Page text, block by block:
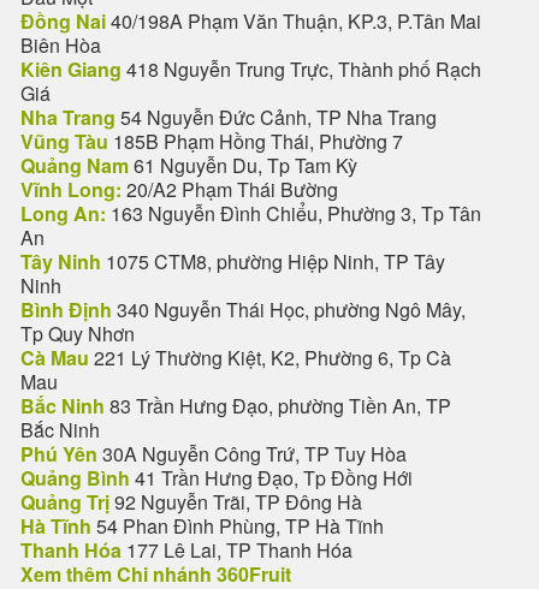
Đồng Nai40/198A Phạm Văn Thuận, KP.3, P.Tân Mai
Biên Hòa
Kiên Giang 418 Nguyễn Trung Trực, Thành phố Rạch
Giá
Nha Trang 54 Nguyễn Đức Cảnh, TP Nha Trang
Vũng Tàu 185B Phạm Hồng Thái, Phường 7
Quảng Nam61 Nguyễn Du, Tp Tam Kỳ
Vĩnh Long: 20/A2 Phạm Thái Bường
Long An: 163 Nguyễn Đình Chiểu, Phường 3, Tp Tân
An
Tây Ninh 1075 CTM8, phường Hiệp Ninh, TP Tây
Ninh
Bình Định 340 Nguyễn Thái Học, phường Ngô Mây,
Tp Quy Nhơn
Cà Mau 221 Lý Thường Kiệt, K2, Phường 6, Tp Cà
Mau
Bắc Ninh 83 Trần Hưng Đạo, phường Tiền An, TP
Bắc Ninh
Phú Yên 30A Nguyễn Công Trứ, TP Tuy Hòa
Quảng Bình 41 Trần Hưng Đạo, Tp Đồng Hới
Quảng Trị92 Nguyễn Trãi, TP Đông Hà
Hà Tĩnh 54 Phan Đình Phùng, TP Hà Tĩnh
Thanh Hóa 177 Lê Lai, TP Thanh Hóa
Xem thêm Chi nhánh 360Fruit